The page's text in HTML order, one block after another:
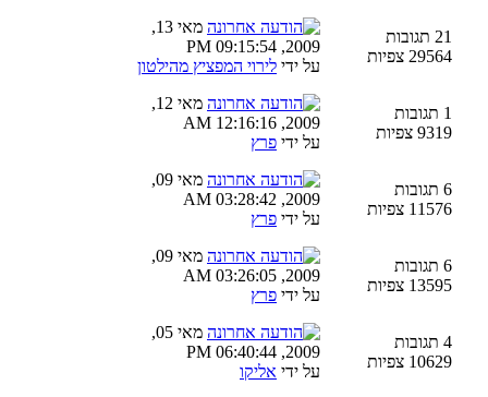
21 תגובות
29564 צפיות
מאי 13,
2009, 09:15:54 PM
על ידי לירוי המפציץ מהילטון
1 תגובות
9319 צפיות
מאי 12,
2009, 12:16:16 AM
על ידי פרץ
6 תגובות
11576 צפיות
מאי 09,
2009, 03:28:42 AM
על ידי פרץ
6 תגובות
13595 צפיות
מאי 09,
2009, 03:26:05 AM
על ידי פרץ
4 תגובות
10629 צפיות
מאי 05,
2009, 06:40:44 PM
על ידי אליקו